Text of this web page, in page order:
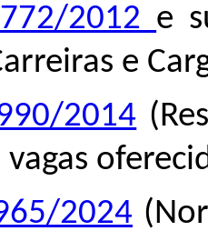
2012 e
e
2014
2024